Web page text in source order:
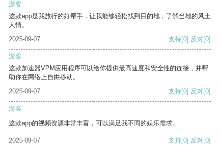
游客
这款app是我旅行的好帮手，让我能够轻松找到目的地，了解当地的风土
人情。
2025-09-07
支持[0] 反对[0]
游客
这款加速器VPM应用程序可以给你提供最高速度和安全性的连接，并帮
助你在网络上自由移动。
2025-09-07
支持[0] 反对[0]
游客
这款app的视频资源非常丰富，可以满足我不同的娱乐需求。
2025-09-07 支持[0] 反对[0]